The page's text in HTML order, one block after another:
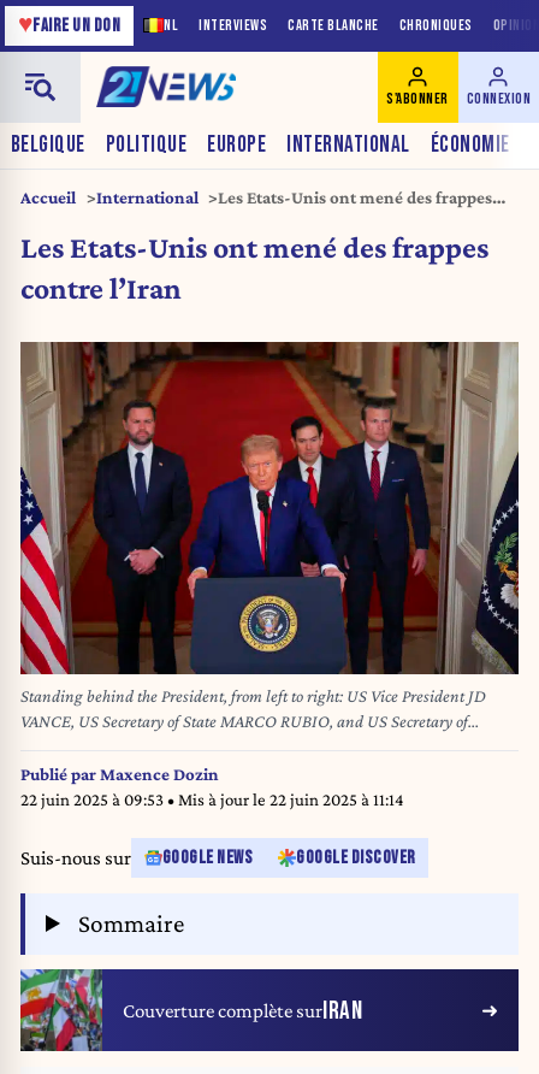
NL INTERVIEWS CARTE BLANCHE CHRONIQUES
♥FAIRE UN DON
BELGIQUE POLITIQUE EUROPE INTERNATIONAL ÉCONOMIE
S'ABONNER CONNEXION
Accueil International
Les Etats-Unis ont mené des frappes
Les Etats-Unis ont mené des frappes
contre l’Iran
Standing behind the President, from left to right: US Vice President JD
VANCE, US Secretary of State MARCO RUBIO, and US Secretary of
Defense PETE HEGSETH. (Credit Image: © Carlos Barria - Pool Via
Cnp/CNP via ZUMA Press Wire)
Publié parMaxence Dozin
22 juin 2025 à 09:53• Mis à jour le 22 juin 2025 à 11:14
Suis-nous sur GOOGLE NEWS GOOGLE DISCOVER
Sommaire
Couverture complète surIRAN